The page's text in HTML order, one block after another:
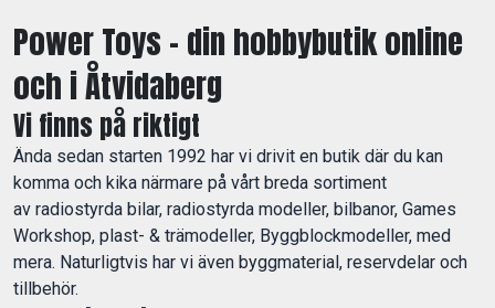
Power Toys – din hobbybutik online
och i Åtvidaberg
Vi finns på riktigt
Ända sedan starten 1992 har vi drivit en butik där du kan
komma och kika närmare på vårt breda sortiment
av radiostyrda bilar, radiostyrda modeller, bilbanor, Games
Workshop, plast- & trämodeller, Byggblockmodeller, med
mera. Naturligtvis har vi även byggmaterial, reservdelar och
tillbehör.